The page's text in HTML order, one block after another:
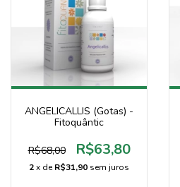
ANGELICALLIS (Gotas) -
Fitoquântic
R$68,00 R$63,80
2x deR$31,90 sem juros